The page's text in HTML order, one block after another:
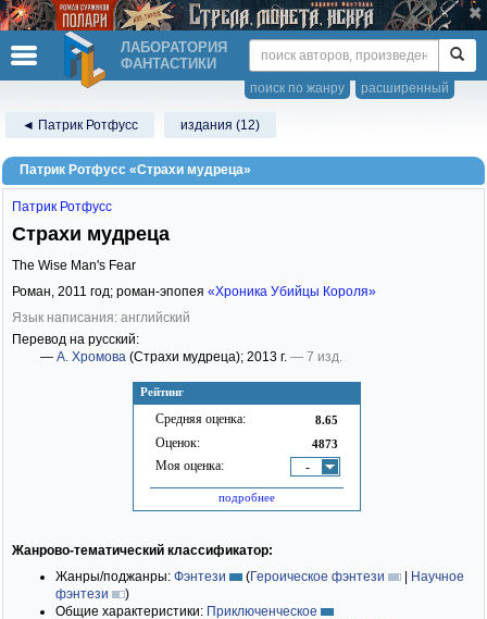
ЛАБОРАТОРИЯ
ФАНТАСТИКИ
расширенный
поиск по жанру
◄ Патрик Ротфусс издания (12)
Патрик Ротфусс «Страхи мудреца»
Рейтинг
Средняя оценка: 8.65
Оценок: 4873
Моя оценка: -
подробнее
Патрик Ротфусс
Страхи мудреца
The Wise Man's Fear
Роман, 2011 год; роман-эпопея «Хроника Убийцы Короля»
Язык написания: английский
Перевод на русский:
— А. Хромова (Страхи мудреца); 2013 г. — 7 изд.
Жанрово-тематический классификатор:
Жанры/поджанры: Фэнтези (Героическое фэнтези | Научное
фэнтези
)
Общие характеристики: Приключенческое